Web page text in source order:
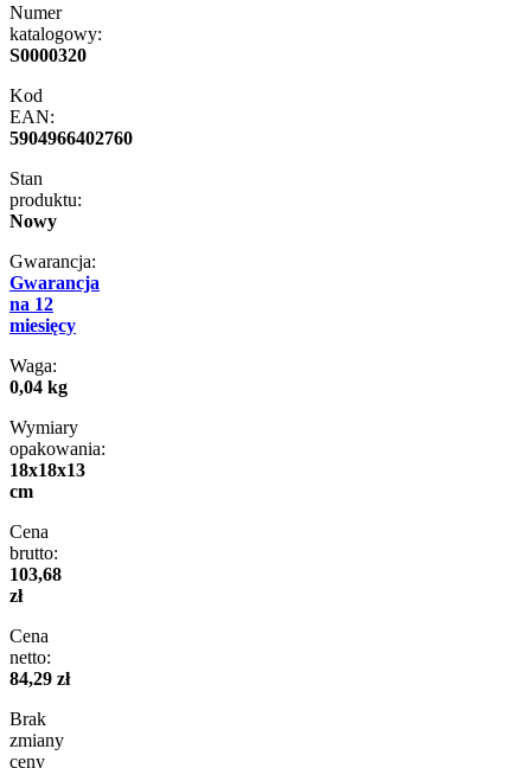
Numer
katalogowy:
S0000320
Kod
EAN:
5904966402760
Stan
produktu:
Nowy
Gwarancja:
Gwarancja
na 12
miesięcy
Waga:
0,04 kg
Wymiary
opakowania:
18x18x13
cm
Cena
brutto:
103,68
zł
Cena
netto:
84,29 zł
Brak
zmiany
ceny